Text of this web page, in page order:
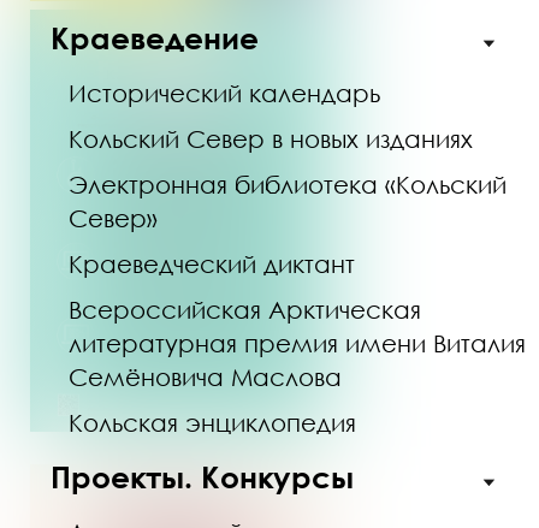
Краеведение
Исторический календарь
Кольский Север в новых изданиях
Электронная библиотека «Кольский
Север»
Краеведческий диктант
Всероссийская Арктическая
литературная премия имени Виталия
Семёновича Маслова
Кольская энциклопедия
Проекты. Конкурсы